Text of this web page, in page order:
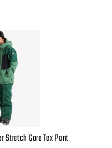
Stretch Gore Tex Pant